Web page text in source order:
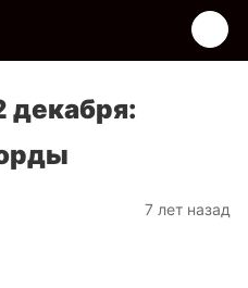
декабря:
7 лет назад